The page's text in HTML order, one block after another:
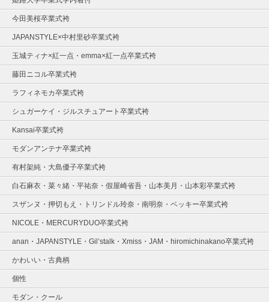
今田美桜卒業式袴
JAPANSTYLE×中村里砂卒業式袴
玉城ティナ×紅一点・emma×紅一点卒業式袴
藤田ニコル卒業式袴
ラフィネモカ卒業式袴
シュガーケイ・ジルスチュアート卒業式袴
Kansai卒業式袴
モダンアンテナ卒業式袴
有村架純・大島優子卒業式袴
白石麻衣・菜々緒・平祐奈・假屋崎省吾・山本美月・山本彩卒業式袴
スザンヌ・押切もえ・トリンドル玲奈・南明奈・ベッキー卒業式袴
NICOLE・MERCURYDUO卒業式袴
anan・JAPANSTYLE・Gil’stalk・Xmiss・JAM・hiromichinakano卒業式袴
かわいい・古典柄
個性
モダン・クール